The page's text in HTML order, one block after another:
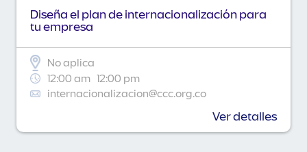
Diseña el plan de internacionalización para
tu empresa
No aplica
12:00 am 12:00 pm
internacionalizacion@ccc.org.co
Ver detalles